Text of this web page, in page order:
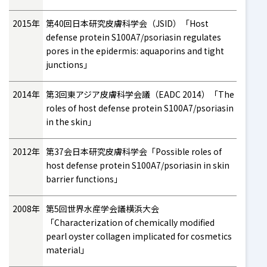
2015年 第40回日本研究皮膚科学会（JSID）「Host
defense protein S100A7/psoriasin regulates
pores in the epidermis: aquaporins and tight
junctions」
2014年 第3回東アジア皮膚科学会議（EADC 2014）「The
roles of host defense protein S100A7/psoriasin
in the skin」
2012年 第37会日本研究皮膚科学会「Possible roles of
host defense protein S100A7/psoriasin in skin
barrier functions」
2008年 第5回世界水産学会議横浜大会
「Characterization of chemically modified
pearl oyster collagen implicated for cosmetics
material」